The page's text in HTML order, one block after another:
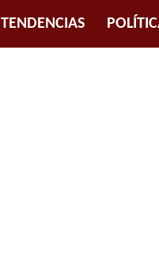
TENDENCIAS